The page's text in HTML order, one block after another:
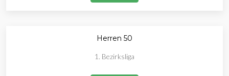
Herren 50
1. Bezirksliga